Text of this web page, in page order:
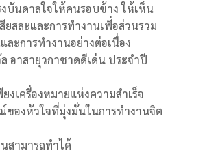
งบันดาลใจให้คนรอบข้าง ให้เห็น
ยสละและการทำงานเพื่อส่วนรวม
ละการทำงานอย่างต่อเนื่อง
อาสายุวกาชาดดีเด่น ประจำปี
งเครื่องหมายแห่งความสำเร็จ
องหัวใจที่มุ่งมั่นในการทำงานจิต
สามารถทำได้